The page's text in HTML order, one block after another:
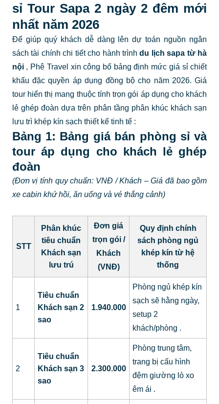
sỉ Tour Sapa 2 ngày 2 đêm mới
nhất năm 2026
Để giúp quý khách dễ dàng lên dự toán nguồn ngân
sách tài chính chi tiết cho hành trìnhdu lịch sapa từ hà
nội , Phê Travel xin công bố bảng định mức giá sỉ chiết
khấu đặc quyền áp dụng đồng bộ cho năm 2026. Giá
tour hiển thị mang thuộc tính trọn gói áp dụng cho khách
lẻ ghép đoàn dựa trên phân tầng phân khúc khách sạn
lưu trì khép kín sạch thiết kế tinh tế :
Bảng 1: Bảng giá bán phòng sỉ và
tour áp dụng cho khách lẻ ghép
đoàn
(Đơn vị tính quy chuẩn: VNĐ / Khách – Giá đã bao gồm
xe cabin khứ hồi, ăn uống và vé thắng cảnh)
STT
Phân khúc
tiêu chuẩn
Khách sạn
lưu trú
Đơn giá
trọn gói /
Khách
(VNĐ)
Quy định chính
sách phòng ngủ
khép kín từ hệ
thống
1
Tiêu chuẩn
Khách sạn 2
sao
1.940.000
Phòng ngủ khép kín
sạch sẽ hằng ngày,
setup 2
khách/phòng .
2
Tiêu chuẩn
Khách sạn 3
sao
2.300.000
Phòng trung tâm,
trang bị cấu hình
đệm giường lò xo
êm ái .